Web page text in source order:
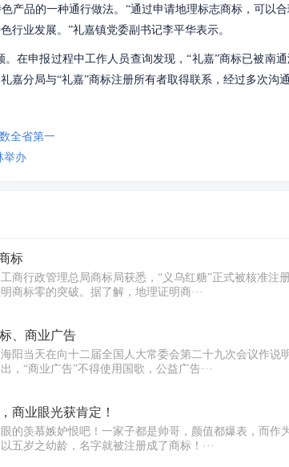
产品的一种通行做法。“通过申请地理标志商标，可以
行业发展。”礼嘉镇党委副书记李平华表示。
在申报过程中工作人员查询发现，“礼嘉”商标已被南
嘉分局与“礼嘉”商标注册所有者取得联系，经过多次沟
全省第一
举办
标
商行政管理总局商标局获悉，“义乌红糖”正式被核准
商标零的突破。据了解，地理证明商···
、商业广告
阳当天在向十二届全国人大常委会第二十九次会议作
，“商业广告”不得使用国歌，公益广告···
商业眼光获肯定！
的羡慕嫉妒恨吧！一家子都是帅哥，颜值都爆表，而
五岁之幼龄，名字就被注册成了商标！···